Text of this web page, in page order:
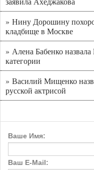
» Нину Дорошину
кладбище в Москве
» Алена Бабенко
категории
» Василий Мищенко
русской актрисой
Ваше Имя:
Ваш E-Mail: